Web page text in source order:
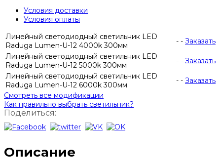
Условия доставки
Условия оплаты
Линейный светодиодный светильник LED
Raduga Lumen-U-12 4000k 300мм
- - Заказать
Линейный светодиодный светильник LED
Raduga Lumen-U-12 5000k 300мм
- - Заказать
Линейный светодиодный светильник LED
Raduga Lumen-U-12 6000k 300мм
- - Заказать
Смотреть все модификации
Как правильно выбрать светильник?
Поделиться:
Описание